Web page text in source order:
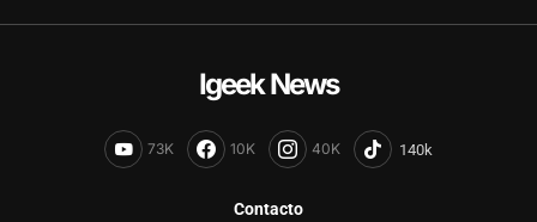
Igeek News
73K 10K 40K
Contacto